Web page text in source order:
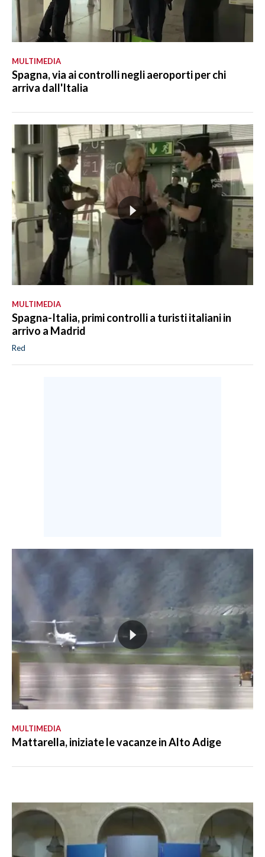
MULTIMEDIA
Spagna, via ai controlli negli aeroporti per chi
arriva dall'Italia
MULTIMEDIA
Spagna-Italia, primi controlli a turisti italiani in
arrivo a Madrid
Red
MULTIMEDIA
Mattarella, iniziate le vacanze in Alto Adige